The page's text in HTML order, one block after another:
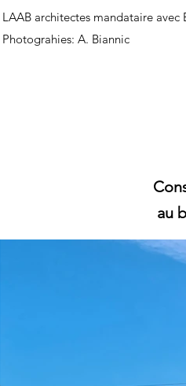
de
laLAAB architectes mandataire avec
Photograhies: A. Biannic
au